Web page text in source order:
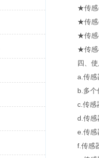
★传感器
★传感器
★传感器
★传感器
四、使
a.传感器
b.多个传
c.传感器
d.传感器
e.传感器
f.传感器